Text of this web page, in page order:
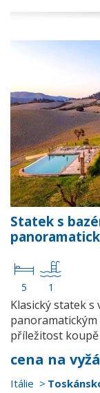
Statek s
5 1
Klasický statek s
příležitost koupě
cena na
Itálie